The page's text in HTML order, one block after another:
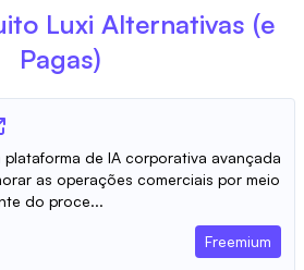
Luxi Alternativas (e
Pagas)
plataforma de IA corporativa avançada
as operações comerciais por meio
do proce...
Freemium